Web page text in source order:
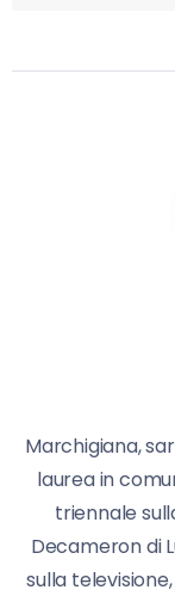
Marchigiana,
laurea in
triennale
Decameron di
sulla